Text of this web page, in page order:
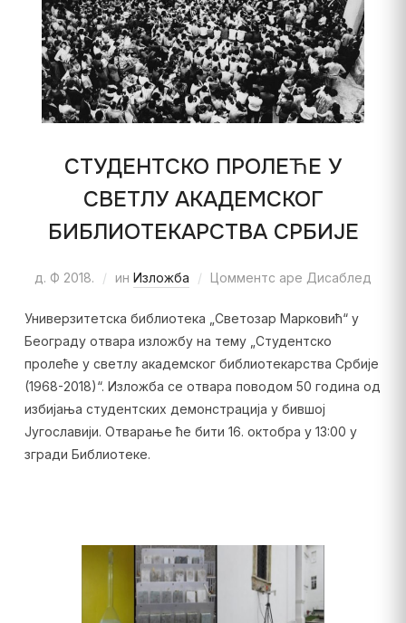
СТУДЕНТСКО ПРОЛЕЋЕ У
СВЕТЛУ АКАДЕМСКОГ
БИБЛИОТЕКАРСТВА СРБИЈЕ
д. Ф 2018. ин Изложба Цомментс аре Дисаблед
Универзитетска библиотека „Светозар Марковић“ у
Београду отвара изложбу на тему „Студентско
пролеће у светлу академског библиотекарства Србије
(1968-2018)“. Изложба се отвара поводом 50 година од
избијања студентских демонстрација у бившој
Југославији. Отварање ће бити 16. октобра у 13:00 у
згради Библиотеке.